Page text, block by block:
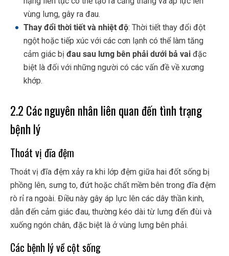
vùng lưng, gây ra đau.
Thay đổi thời tiết và nhiệt độ: Thời tiết thay đổi đột
ngột hoặc tiếp xúc với các cơn lạnh có thể làm tăng
cảm giác bị đau sau lưng bên phải dưới bả vai đặc
biệt là đối với những người có các vấn đề về xương
khớp.
2.2 Các nguyên nhân liên quan đến tình trạng
bệnh lý
Thoát vị đĩa đệm
Thoát vị đĩa đệm xảy ra khi lớp đệm giữa hai đốt sống bị
phồng lên, sưng to, đứt hoặc chất mềm bên trong đĩa đệm
rò rỉ ra ngoài. Điều này gây áp lực lên các dây thần kinh,
dẫn đến cảm giác đau, thường kéo dài từ lưng đến đùi và
xuống ngón chân, đặc biệt là ở vùng lưng bên phải.
Các bệnh lý về cột sống